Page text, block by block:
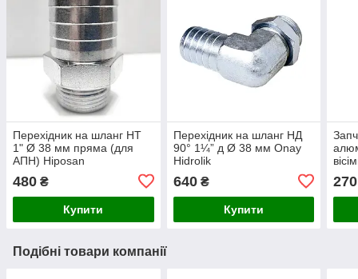
Перехідник на шланг НТ
1" Ø 38 мм пряма (для
АПН) Hiposan
480 ₴
Купити
Перехідник на шланг НД
90° 1¼” д Ø 38 мм Onay
Hidrolik
640₴
Купити
270
Подібні товари компанії